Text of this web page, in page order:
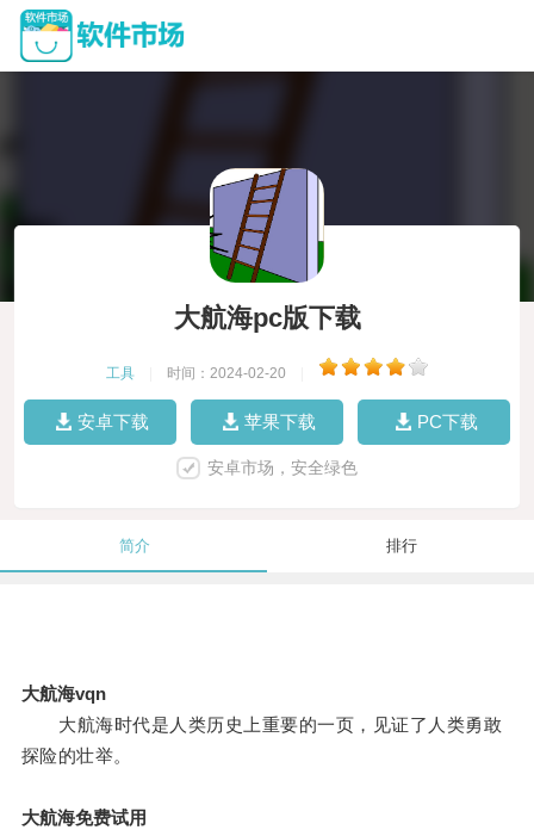
大航海pc版下载
工具 时间：2024-02-20
安卓下载 苹果下载 PC下载
安卓市场，安全绿色
简介 排行
大航海vqn
大航海时代是人类历史上重要的一页，见证了人类勇敢
探险的壮举。
大航海免费试用